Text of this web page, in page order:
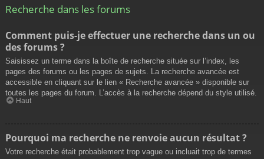
Recherche dans les forums
Comment puis-je effectuer une recherche dans un ou
des forums ?
Saisissez un terme dans la boîte de recherche située sur l’index, les
pages des forums ou les pages de sujets. La recherche avancée est
accessible en cliquant sur le lien « Recherche avancée » disponible sur
toutes les pages du forum. L’accès à la recherche dépend du style utilisé.
Haut
Pourquoi ma recherche ne renvoie aucun résultat ?
Votre recherche était probablement trop vague ou incluait trop de termes